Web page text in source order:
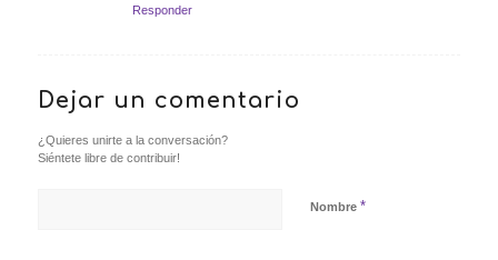
Responder
Dejar un comentario
¿Quieres unirte a la conversación?
Siéntete libre de contribuir!
Nombre *